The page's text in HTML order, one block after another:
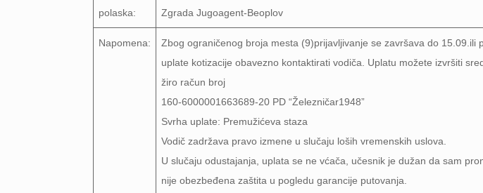
polaska:
Zgrada Jugoagent-Beoplov
Napomena:
Zbog ograničenog broja mesta (9)prijavljivanje se završava do 15.09.ili
uplate kotizacije obavezno kontaktirati vodiča. Uplatu možete izvršiti
žiro račun broj
160-6000001663689-20 PD “Železničar1948”
Svrha uplate: Premužićeva staza
Vodič zadržava pravo izmene u slučaju loših vremenskih uslova.
U slučaju odustajanja, uplata se ne vćača, učesnik je dužan da sam
nije obezbeđena zaštita u pogledu garancije putovanja.